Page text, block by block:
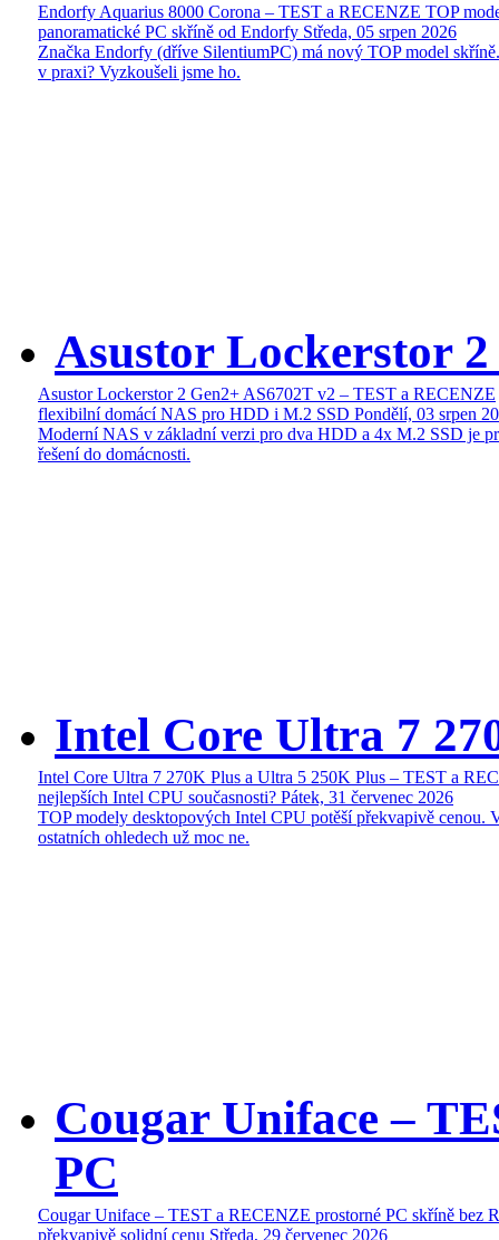
Endorfy Aquarius 8000 Corona – TEST a RECENZE TOP
panoramatické PC skříně od Endorfy Středa, 05 srpen 2026
Značka Endorfy (dříve SilentiumPC) má nový TOP model
v praxi? Vyzkoušeli jsme ho.
Asustor Lockerstor
Asustor Lockerstor 2 Gen2+ AS6702T v2 – TEST a RECENZE
flexibilní domácí NAS pro HDD i M.2 SSD Pondělí, 03 srpen
Moderní NAS v základní verzi pro dva HDD a 4x M.2 SSD je
řešení do domácnosti.
Intel Core Ultra 7
Intel Core Ultra 7 270K Plus a Ultra 5 250K Plus – TEST a
nejlepších Intel CPU současnosti? Pátek, 31 červenec 2026
TOP modely desktopových Intel CPU potěší překvapivě cenou.
ostatních ohledech už moc ne.
Cougar Uniface –
PC
Cougar Uniface – TEST a RECENZE prostorné PC skříně bez
překvapivě solidní cenu Středa, 29 červenec 2026